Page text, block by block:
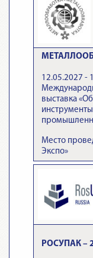
12.05.2027 -
выставка
Место
Экспо»
РОСУПАК –